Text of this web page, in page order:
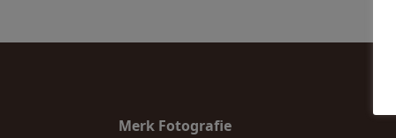
Merk Fotografie